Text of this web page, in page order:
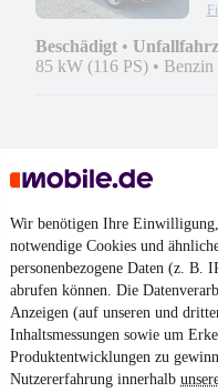
Wir benötigen Ihre
notwendige Cookies und
personenbezogene Daten (z. B.
abrufen können. Die
Anzeigen (auf unseren und
Inhaltsmessungen sowie um
Produktentwicklungen zu
Nutzererfahrung innerhalb
Beschädigt •
85 kW (116 PS) • Benzin
¹MwSt. ausweisbar
4.6 Sterne
Nutze mobile.de